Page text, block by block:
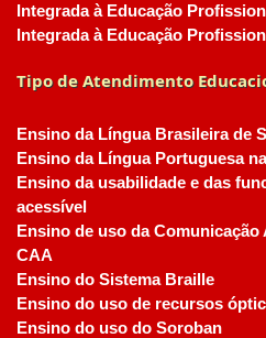
Integrada à Educação
Integrada à Educação
Tipo de Atendimento
Ensino da Língua Brasileira de
Ensino da Língua Portuguesa
Ensino da usabilidade e das
acessível
Ensino de uso da
CAA
Ensino do Sistema Braille
Ensino do uso de recursos
Ensino do uso do Soroban